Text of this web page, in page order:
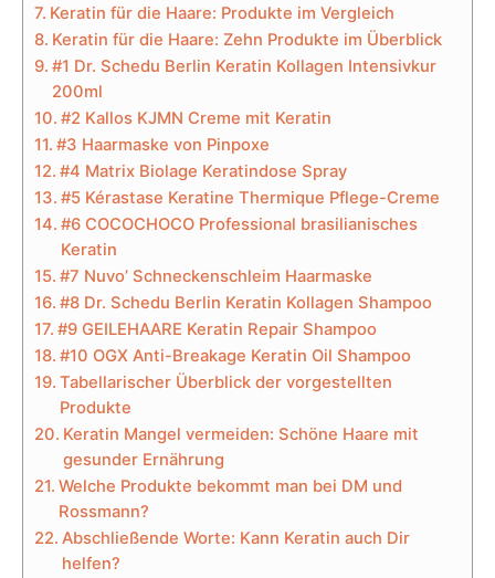
Keratin für die Haare: Produkte im Vergleich
Keratin für die Haare: Zehn Produkte im Überblick
#1 Dr. Schedu Berlin Keratin Kollagen Intensivkur
200ml
#2 Kallos KJMN Creme mit Keratin
#3 Haarmaske von Pinpoxe
#4 Matrix Biolage Keratindose Spray
#5 Kérastase Keratine Thermique Pflege-Creme
#6 COCOCHOCO Professional brasilianisches
Keratin
#7 Nuvo’ Schneckenschleim Haarmaske
#8 Dr. Schedu Berlin Keratin Kollagen Shampoo
#9 GEILEHAARE Keratin Repair Shampoo
#10 OGX Anti-Breakage Keratin Oil Shampoo
Tabellarischer Überblick der vorgestellten
Produkte
Keratin Mangel vermeiden: Schöne Haare mit
gesunder Ernährung
Welche Produkte bekommt man bei DM und
Rossmann?
Abschließende Worte: Kann Keratin auch Dir
helfen?